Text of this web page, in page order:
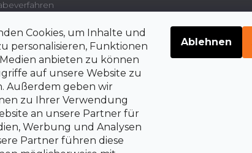
Cookies, um Inhalte und
personalisieren, Funktionen
anbieten zu können
auf unsere Website zu
Außerdem geben wir
zu Ihrer Verwendung
an unsere Partner für
Werbung und Analysen
Partner führen diese
Ablehnen
und
über die
auf Vertragsrücktritt